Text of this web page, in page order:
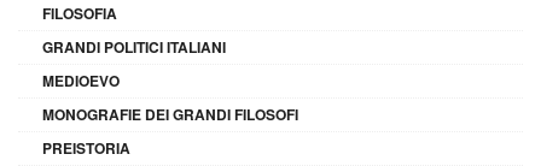
FILOSOFIA
GRANDI POLITICI ITALIANI
MEDIOEVO
MONOGRAFIE DEI GRANDI FILOSOFI
PREISTORIA